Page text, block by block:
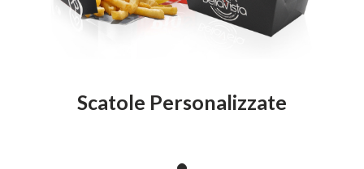
Scatole Personalizzate